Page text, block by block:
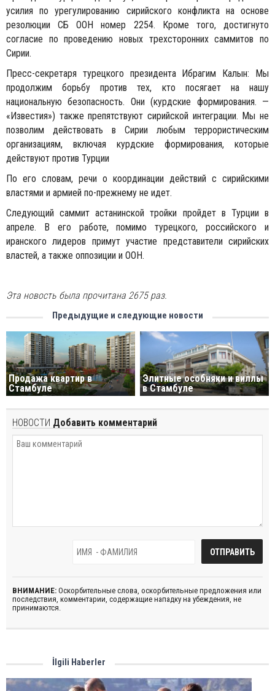
усилия по урегулированию сирийского конфликта на основе
резолюции СБ ООН номер 2254. Кроме того, достигнуто
согласие по проведению новых трехсторонних саммитов по
Сирии.
Пресс-секретаря турецкого президента Ибрагим Калын: Мы
продолжим борьбу против тех, кто посягает на нашу
национальную безопасность. Они (курдские формирования. —
«Известия») также препятствуют сирийской интеграции. Мы не
позволим действовать в Сирии любым террористическим
организациям, включая курдские формирования, которые
действуют против Турции
По его словам, речи о координации действий с сирийскими
властями и армией по-прежнему не идет.​
Следующий саммит астанинской тройки пройдет в Турции в
апреле. В его работе, помимо турецкого, российского и
иранского лидеров примут участие представители сирийских
властей, а также оппозиции и ООН.
Эта новость была прочитана 2675 раз.
Предыдущие и следующие новости
Продажа квартир в
Стамбуле
Элитные особняки и виллы
в Стамбуле
НОВОСТИ Добавить комментарий
ВНИМАНИЕ: Оскорбительные слова, оскорбительные предложения или
последствия, комментарии, содержащие нападку на убеждения, не
принимаются.
İlgili Haberler